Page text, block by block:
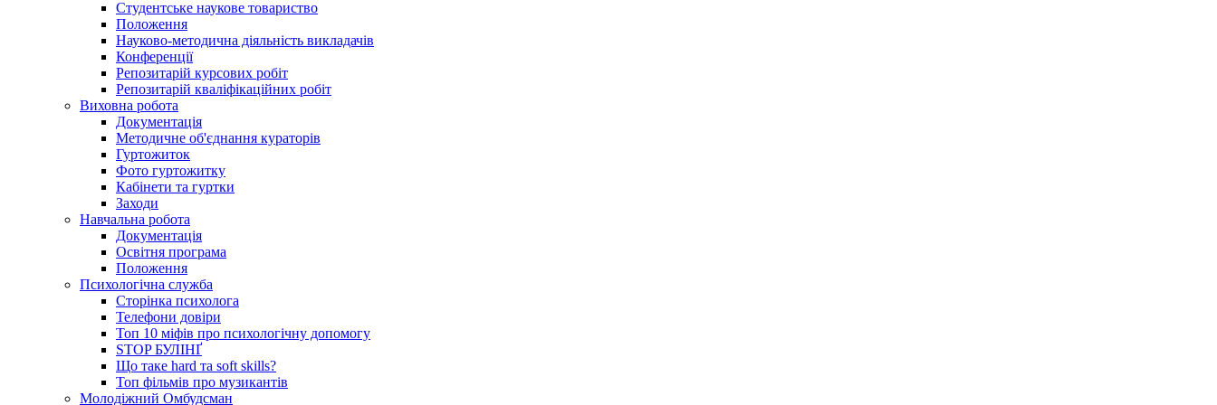
Студентське наукове товариство
Положення
Науково-методична діяльність викладачів
Конференції
Репозитарій курсових робіт
Репозитарій кваліфікаційних робіт
Виховна робота
Документація
Методичне об'єднання кураторів
Гуртожиток
Фото гуртожитку
Кабінети та гуртки
Заходи
Навчальна робота
Документація
Освітня програма
Положення
Психологічна служба
Сторінка психолога
Телефони довіри
Топ 10 міфів про психологічну допомогу
STOP БУЛІНҐ
Що таке hard та soft skills?
Топ фільмів про музикантів
Молодіжний Омбудсман